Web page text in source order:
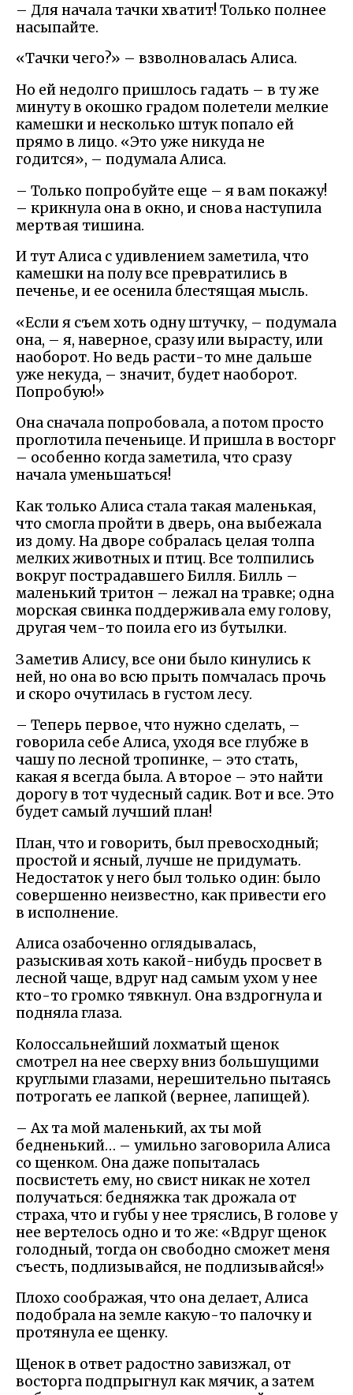
– Для начала тачки хватит! Только полнее
насыпайте.
«Тачки чего?» – взволновалась Алиса.
Но ей недолго пришлось гадать – в ту же
минуту в окошко градом полетели мелкие
камешки и несколько штук попало ей
прямо в лицо. «Это уже никуда не
годится», – подумала Алиса.
– Только попробуйте еще – я вам покажу!
– крикнула она в окно, и снова наступила
мертвая тишина.
И тут Алиса с удивлением заметила, что
камешки на полу все превратились в
печенье, и ее осенила блестящая мысль.
«Если я съем хоть одну штучку, – подумала
она, – я, наверное, сразу или вырасту, или
наоборот. Но ведь расти-то мне дальше
уже некуда, – значит, будет наоборот.
Попробую!»
Она сначала попробовала, а потом просто
проглотила печеньице. И пришла в восторг
– особенно когда заметила, что сразу
начала уменьшаться!
Как только Алиса стала такая маленькая,
что смогла пройти в дверь, она выбежала
из дому. На дворе собралась целая толпа
мелких животных и птиц. Все толпились
вокруг пострадавшего Билля. Билль –
маленький тритон – лежал на травке; одна
морская свинка поддерживала ему голову,
другая чем-то поила его из бутылки.
Заметив Алису, все они было кинулись к
ней, но она во всю прыть помчалась прочь
и скоро очутилась в густом лесу.
– Теперь первое, что нужно сделать, –
говорила себе Алиса, уходя все глубже в
чашу по лесной тропинке, – это стать,
какая я всегда была. А второе – это найти
дорогу в тот чудесный садик. Вот и все. Это
будет самый лучший план!
План, что и говорить, был превосходный;
простой и ясный, лучше не придумать.
Недостаток у него был только один: было
совершенно неизвестно, как привести его
в исполнение.
Алиса озабоченно оглядывалась,
разыскивая хоть какой-нибудь просвет в
лесной чаще, вдруг над самым ухом у нее
кто-то громко тявкнул. Она вздрогнула и
подняла глаза.
Колоссальнейший лохматый щенок
смотрел на нее сверху вниз большущими
круглыми глазами, нерешительно пытаясь
потрогать ее лапкой (вернее, лапищей).
– Ах та мой маленький, ах ты мой
бедненький… – умильно заговорила Алиса
со щенком. Она даже попыталась
посвистеть ему, но свист никак не хотел
получаться: бедняжка так дрожала от
страха, что и губы у нее тряслись, В голове у
нее вертелось одно и то же: «Вдруг щенок
голодный, тогда он свободно сможет меня
съесть, подлизывайся, не подлизывайся!»
Плохо соображая, что она делает, Алиса
подобрала на земле какую-то палочку и
протянула ее щенку.
Щенок в ответ радостно завизжал, от
восторга подпрыгнул как мячик, а затем